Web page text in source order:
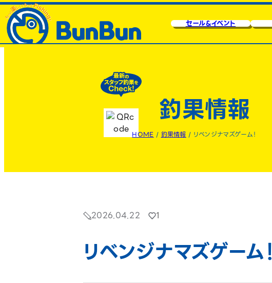
セール&イベント
釣果情報
HOME / 釣果情報 / リベンジナマズゲーム！
2026.04.22 1
リベンジナマズゲーム！